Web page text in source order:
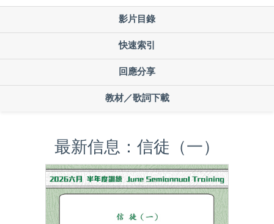
影片目錄
快速索引
回應分享
教材／歌詞下載
最新信息：信徒（一）